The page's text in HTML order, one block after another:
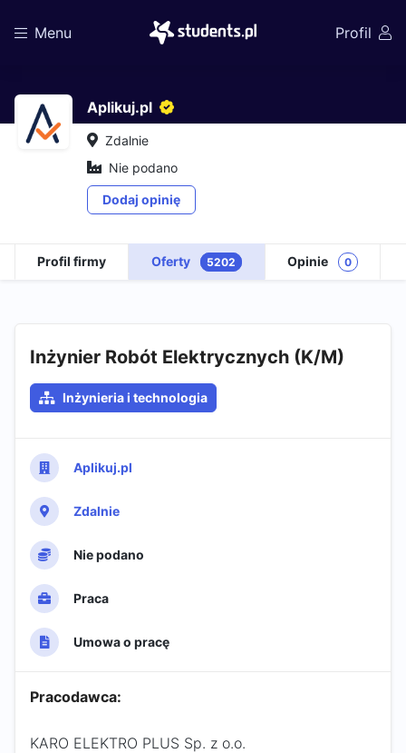
Menu Profil
Aplikuj.pl
Zdalnie
Nie podano
Dodaj opinię
Profil firmy Oferty 5202 Opinie 0
Inżynier Robót Elektrycznych (K/M)
Inżynieria i technologia
Aplikuj.pl
Zdalnie
Nie podano
Praca
Umowa o pracę
Pracodawca:
KARO ELEKTRO PLUS Sp. z o.o.